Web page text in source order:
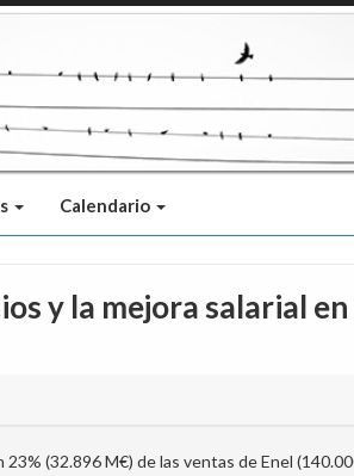
Calendario
y la mejora salarial en
(32.896 M€) de las ventas de Enel